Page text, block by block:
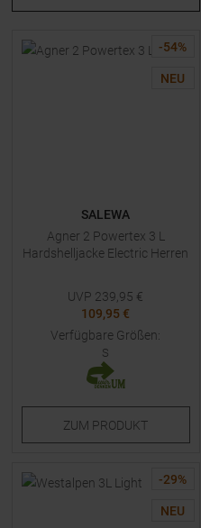
-54%
NEU
SALEWA
Agner 2 Powertex 3 L
Hardshelljacke Electric Herren
UVP 239,95 €
109,95 €
Verfügbare Größen:
S
ZUM PRODUKT
-29%
NEU